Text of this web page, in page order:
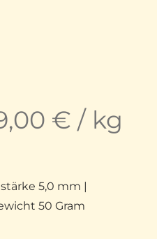
€ / kg
5,0 mm |
50 Gram